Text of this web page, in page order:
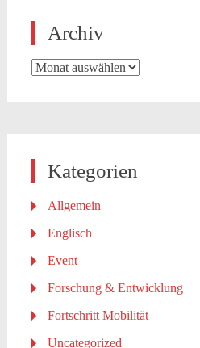
Archiv
Archiv
Kategorien
Allgemein
Englisch
Event
Forschung & Entwicklung
Fortschritt Mobilität
Uncategorized